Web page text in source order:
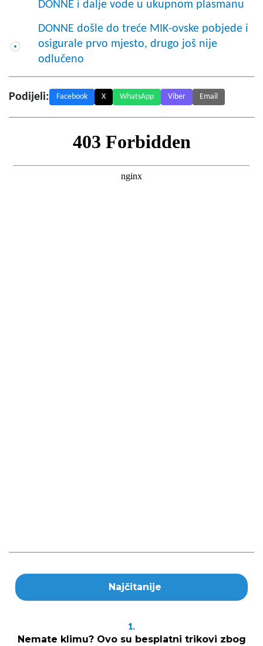
DONNE i dalje vode u ukupnom plasmanu
DONNE došle do treće MIK-ovske pobjede i
osigurale prvo mjesto, drugo još nije
odlučeno
Podijeli: Facebook X WhatsApp Viber Email
Najčitanije
1.
Nemate klimu? Ovo su besplatni trikovi zbog